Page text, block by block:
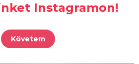
Instagramon!
Követem